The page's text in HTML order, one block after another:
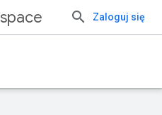
Zaloguj się